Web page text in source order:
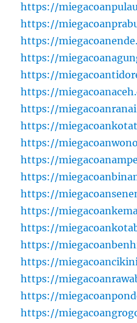
https://
https://
https://
https://
https://
https://
https://
https://
https://
https://
https://
https://
https://
https://
https://
https://
https://
https://
https://